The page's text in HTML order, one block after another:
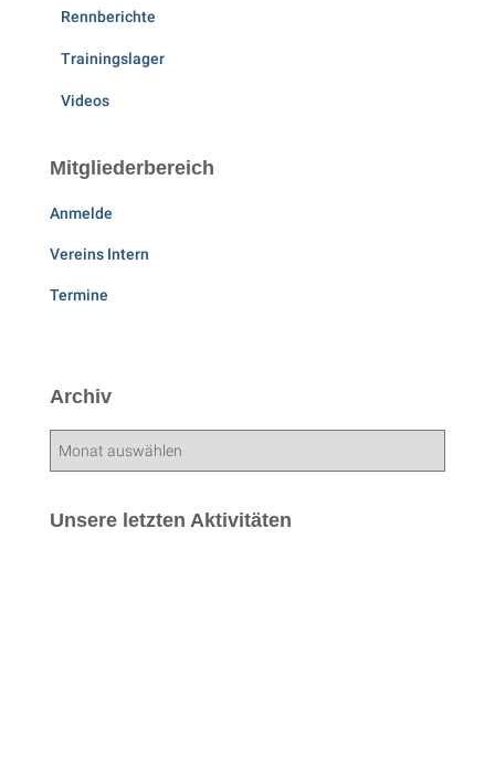
Rennberichte
Trainingslager
Videos
Mitgliederbereich
Anmelde
Vereins Intern
Termine
Archiv
hUnsere letzten Aktivitäten